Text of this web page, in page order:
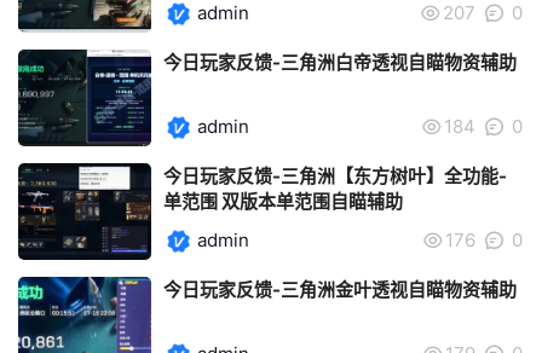
admin
207 0
今日玩家反馈-三角洲白帝透视自瞄物资辅助
admin 184 0
今日玩家反馈-三角洲【东方树叶】全功能-
单范围 双版本单范围自瞄辅助
admin
176 0
今日玩家反馈-三角洲金叶透视自瞄物资辅助